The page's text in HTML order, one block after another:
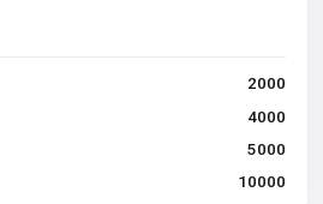
2000
4000
5000
10000